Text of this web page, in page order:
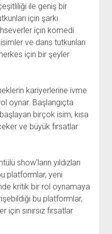
ile geniş bir
için şarkı
için komedi
ve dans tutkunları
için bir şeyler
kariyerlerine ivme
oynar. Başlangıçta
birçok isim, kısa
ve büyük fırsatlar
show'ların yıldızları
platformlar, yeni
kritik bir rol oynamaya
bu platformlar,
için sınırsız fırsatlar